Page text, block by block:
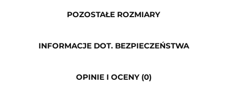
POZOSTAŁE ROZMIARY
INFORMACJE DOT. BEZPIECZEŃSTWA
OPINIE I OCENY (0)